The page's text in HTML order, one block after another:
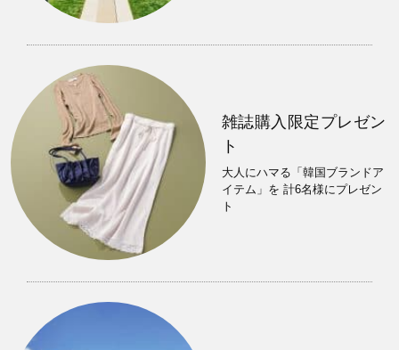
雑誌購入限定プレゼン
ト
大人にハマる「韓国ブランドア
イテム」を 計6名様にプレゼン
ト